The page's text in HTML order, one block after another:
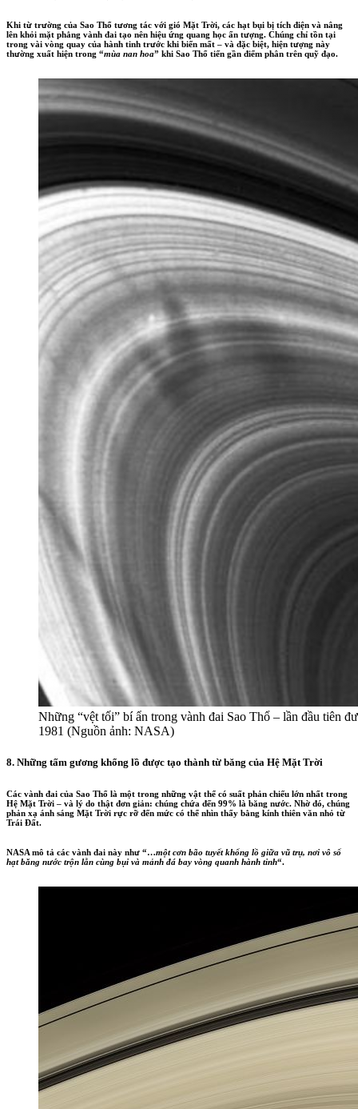
Khi từ trường của Sao Thổ tương tác với gió Mặt Trời, các hạt bụi bị tích điện và nâng
lên khỏi mặt phẳng vành đai tạo nên hiệu ứng quang học ấn tượng. Chúng chỉ tồn tại
trong vài vòng quay của hành tinh trước khi biến mất – và đặc biệt, hiện tượng này
thường xuất hiện trong “mùa nan hoa” khi Sao Thổ tiến gần điểm phân trên quỹ đạo.
Những “vệt tối” bí ẩn trong vành đai Sao Thổ – lần đầu tiên
1981 (Nguồn ảnh: NASA)
8. Những tấm gương khổng lồ được tạo thành từ băng của Hệ Mặt Trời
Các vành đai của Sao Thổ là một trong những vật thể có suất phản chiếu lớn nhất trong
Hệ Mặt Trời – và lý do thật đơn giản: chúng chứa đến 99% là băng nước. Nhờ đó, chúng
phản xạ ánh sáng Mặt Trời rực rỡ đến mức có thể nhìn thấy bằng kính thiên văn nhỏ từ
Trái Đất.
NASA mô tả các vành đai này như “…một cơn bão tuyết khổng lồ giữa vũ trụ, nơi vô số
hạt băng nước trộn lẫn cùng bụi và mảnh đá bay vòng quanh hành tinh“.